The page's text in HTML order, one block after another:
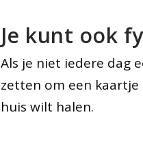
Je kunt ook
Als je niet iedere dag
zetten om een
huis wilt halen.